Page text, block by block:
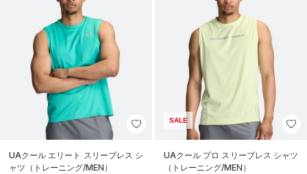
UAクール エリート スリーブレス シ
ャツ（トレーニング/MEN）
SALE
UAクール プロ スリーブレス シャツ
（トレーニング/MEN）